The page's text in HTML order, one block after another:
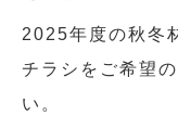
2025年度の秋冬
チラシをご希望
い。